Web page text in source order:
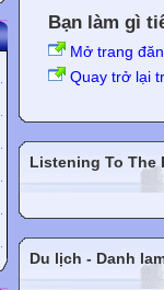
Bạn làm gì
Mở trang
Quay trở lại
Listening To The
Du lịch - Danh